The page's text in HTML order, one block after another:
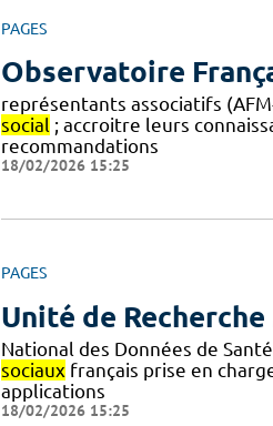
PAGES
Observatoire
représentants associatifs
social ; accroitre leurs
recommandations
18/02/2026 15:25
PAGES
Unité de
National des Données de
sociaux français prise en
applications
18/02/2026 15:25